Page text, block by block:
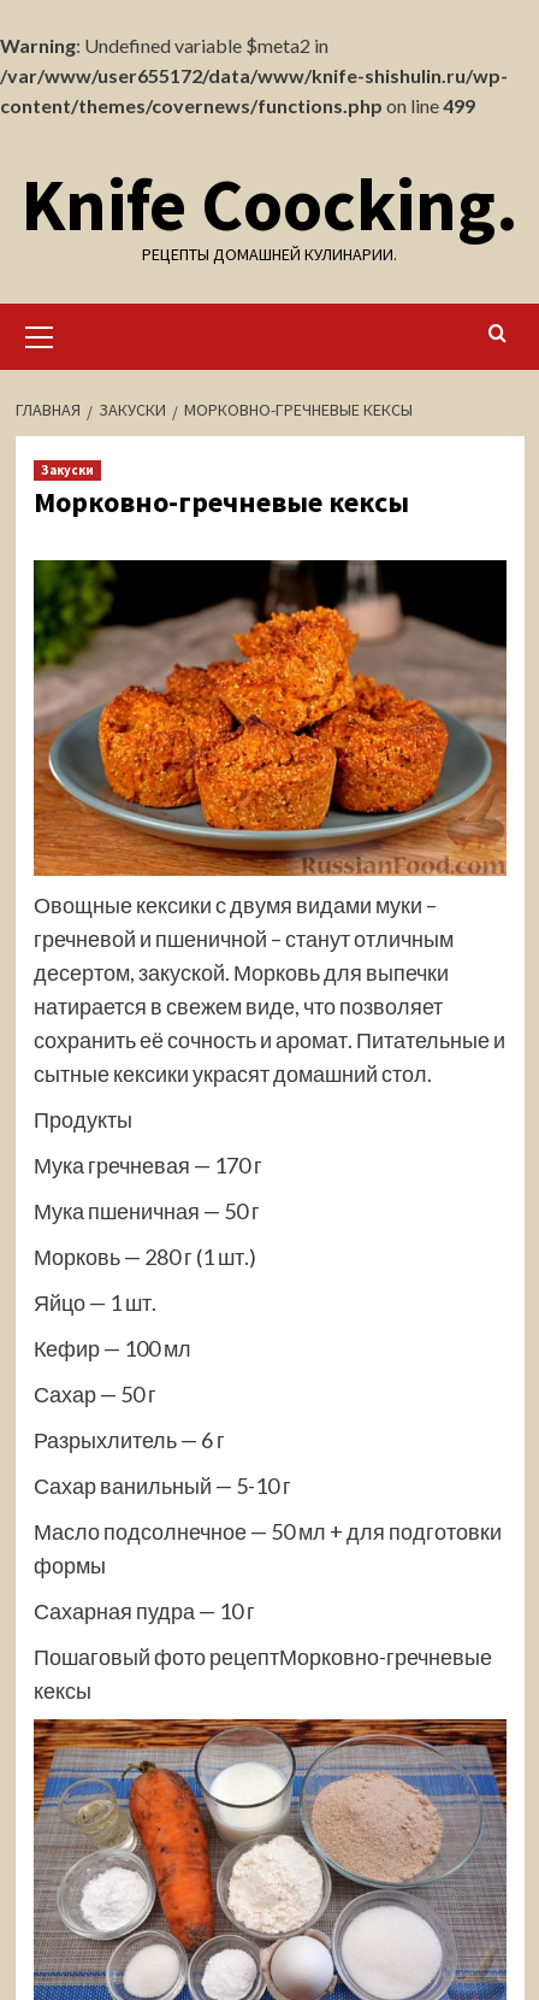
Warning: Undefined variable $meta2 in
/var/www/user655172/data/www/knife-shishulin.ru/wp-
content/themes/covernews/functions.php on line499
содержимому
Knife Coocking.
РЕЦЕПТЫ ДОМАШНЕЙ КУЛИНАРИИ.
меню
ГЛАВНАЯ ЗАКУСКИ МОРКОВНО-ГРЕЧНЕВЫЕ КЕКСЫ
Закуски
Морковно-гречневые кексы
Овощные кексики с двумя видами муки –
гречневой и пшеничной – станут отличным
десертом, закуской. Морковь для выпечки
натирается в свежем виде, что позволяет
сохранить её сочность и аромат. Питательные и
сытные кексики украсят домашний стол.
Продукты
Мука гречневая — 170 г
Мука пшеничная — 50 г
Морковь — 280 г (1 шт.)
Яйцо — 1 шт.
Кефир — 100 мл
Сахар — 50 г
Разрыхлитель — 6 г
Сахар ванильный — 5-10 г
Масло подсолнечное — 50 мл + для подготовки
формы
Сахарная пудра — 10 г
Пошаговый фоторецептМорковно-гречневые
кексы